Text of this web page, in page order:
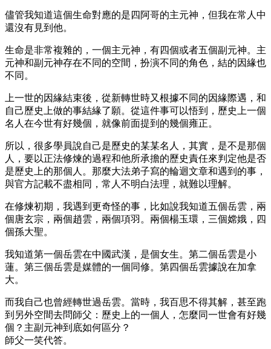
儘管我知道這個生命對應的是四阿哥的主元神，但我在常人中
還沒有見到他。
生命是非常複雜的，一個主元神，有四個或者五個副元神。主
元神和副元神存在不同的空間，扮演不同的角色，結的因緣也
不同。
上一世的因緣結束後，從新轉世時又根據不同的因緣際遇，和
自己歷史上做的事結緣了願。從這件事可以悟到，歷史上一個
名人在今世有好幾個，就像前面提到的幾個雍正。
所以，很多學員說自己是歷史的某某名人，其實，是不是那個
人，要以正法修煉的過程和他所承擔的歷史責任來判定他是否
是歷史上的那個人。那麼大法弟子寫的輪迴文章和遇到的事，
與官方記載不盡相同，常人不明白法理，就難以理解。
在修煉初期，我遇到更奇怪的事，比如說我知道五個岳雲，兩
個唐玄宗，兩個趙雲，兩個項羽。兩個楊玉環，三個嫦娥，四
個孫大聖。
我知道第一個岳雲在中國武漢，是個女生。第二個岳雲是小
蓮。第三個岳雲是媒體的一個同修。第四個岳雲據說在加拿
大。
而我自己也曾經轉世過岳雲。當時，我百思不得其解，甚至跑
到另外空間去問師父：歷史上的一個人，怎麼同一世會有好幾
個？主副元神到底如何區分？
師父一笑代答。